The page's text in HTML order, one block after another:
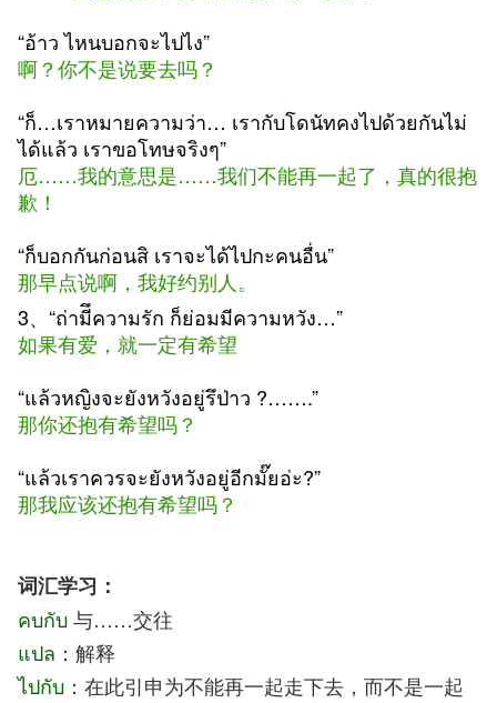
“อ้าว ไหนบอกจะไปไง”
啊？你不是说要去吗？
“ก็…เราหมายความว่า… เรากับโดนัทคงไปด้วยกันไม่
ได้แล้ว เราขอโทษจริงๆ”
厄……我的意思是……我们不能再一起了，真的很抱
歉！
“ก็บอกกันก่อนสิ เราจะได้ไปกะคนอื่น”
那早点说啊，我好约别人。
3、“ถ่ามีึความรัก ก็ย่อมมีความหวัง…”
如果有爱，就一定有希望
“แล้วหญิงจะยังหวังอยู่รึป่าว ?…….”
那你还抱有希望吗？
“แล้วเราควรจะยังหวังอยู่อีกมั๊ยอ่ะ?”
那我应该还抱有希望吗？
词汇学习：
คบกับ与……交往
แปล ：解释
ไปกับ ：在此引申为不能再一起走下去，而不是一起